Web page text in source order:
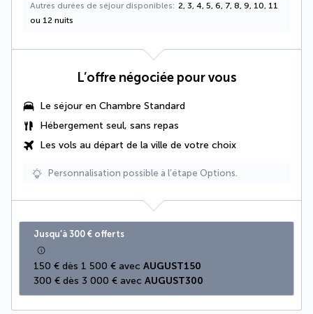
Autres durées de séjour disponibles
2, 3, 4, 5, 6, 7, 8, 9, 10, 11
ou 12 nuits
L’offre négociée pour vous
Le séjour en Chambre Standard
Hébergement seul, sans repas
Les vols au départ de la ville de votre choix
Personnalisation possible à l’étape Options.
Jusqu’à 300 € offerts
150 € dès 1 500 € avec AUGUST150
300 € dès 3 000 € avec AUGUST300